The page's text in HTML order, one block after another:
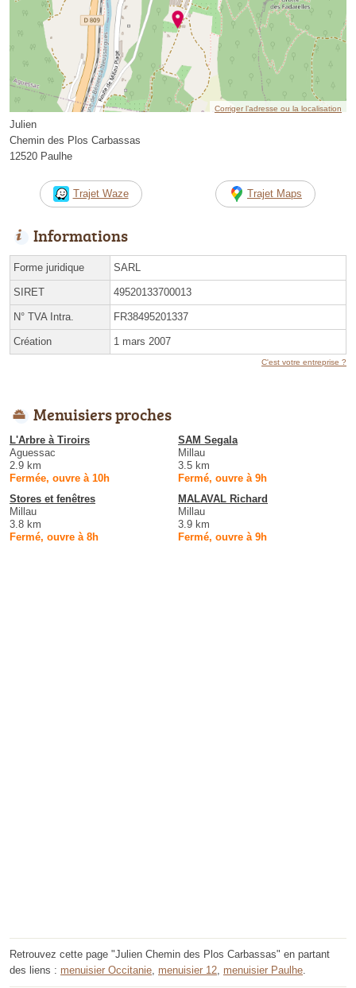
Corriger l’adresse ou la localisation
Julien
Chemin des Plos Carbassas
12520 Paulhe
Trajet Waze Trajet Maps
Informations
Forme juridique SARL
SIRET 49520133700013
N° TVA Intra. FR38495201337
Création 1 mars 2007
C'est votre entreprise ?
Menuisiers proches
L'Arbre à Tiroirs
Aguessac
2.9 km
Fermée, ouvre à 10h
SAM Segala
Millau
3.5 km
Fermé, ouvre à 9h
Stores et fenêtres
Millau
3.8 km
Fermé, ouvre à 8h
MALAVAL Richard
Millau
3.9 km
Fermé, ouvre à 9h
Retrouvez cette page "Julien Chemin des Plos Carbassas" en partant
des liens : menuisier Occitanie, menuisier 12, menuisier Paulhe.